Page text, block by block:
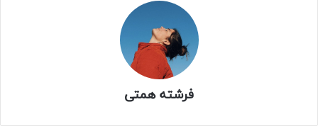
فرشته همتی